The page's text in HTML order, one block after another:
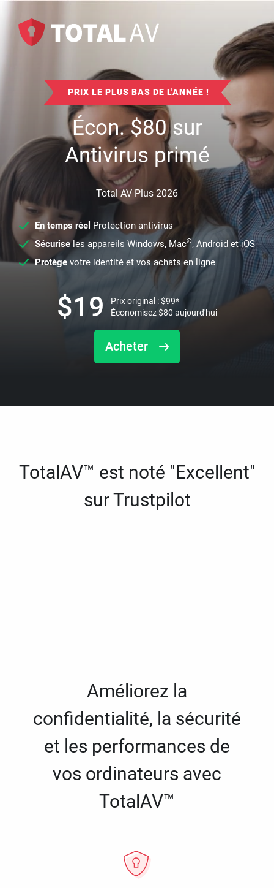
PRIX LE PLUS BAS DE L'ANNÉE !
Écon.$80sur
Antivirus primé
Total AV Plus 2026
En temps réel Protection antivirus
Sécuriseles appareils Windows, Mac®, Android et iOS
Protège votre identité et vos achats en ligne
Acheter
$19 Prix original :$99*
Économisez$80 aujourd'hui
TotalAV™ est noté "Excellent"
sur Trustpilot
Améliorez la
confidentialité, la sécurité
et les performances de
vos ordinateurs avec
TotalAV™